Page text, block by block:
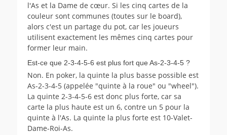
l'As et la Dame de cœur. Si les cinq cartes de la
couleur sont communes (toutes sur le board),
alors c'est un partage du pot, car les joueurs
utilisent exactement les mêmes cinq cartes pour
former leur main.
Est-ce que 2-3-4-5-6 est plus fort que As-2-3-4-5 ?
Non. En poker, la quinte la plus basse possible est
As-2-3-4-5 (appelée "quinte à la roue" ou "wheel").
La quinte 2-3-4-5-6 est donc plus forte, car sa
carte la plus haute est un 6, contre un 5 pour la
quinte à l'As. La quinte la plus forte est 10-Valet-
Dame-Roi-As.